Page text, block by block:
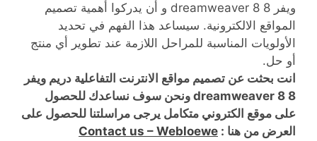
ويفر 8 dreamweaver 8 و أن يدركوا أهمية تصميم
المواقع الالكترونية. سيساعد هذا الفهم في تحديد
الأولويات المناسبة للمراحل اللازمة عند تطوير أي منتج
أو حل.
انت بحثت عن تصميم مواقع الانترنت التفاعلية دريم ويفر
8 dreamweaver 8 ونحن سوف نساعدك للحصول
على موقع الكتروني متكامل يرجى مراسلتنا للحصول على
العرض من هنا : Contact us – Webloewe